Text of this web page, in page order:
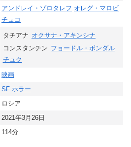
アンドレイ・ゾロタレフ オレグ・マロビ
チュコ
タチアナ オクサナ・アキンシナ
コンスタンチン フョードル・ボンダル
チュク
映画
SF ホラー
ロシア
2021年3月26日
114分